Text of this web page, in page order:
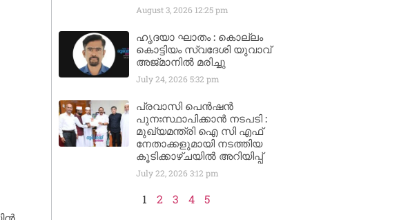
August 3, 2026 12:25 pm
ഹൃദയാ ഘാതം : കൊല്ലം
കൊട്ടിയം സ്വദേശി യുവാവ്
അജ്മാനിൽ മരിച്ചു
July 24, 2026 5:32 pm
പ്രവാസി പെൻഷൻ
പുനഃസ്ഥാപിക്കാൻ നടപടി :
മുഖ്യമന്ത്രി ഐ സി എഫ്
നേതാക്കളുമായി നടത്തിയ
കൂടിക്കാഴ്ചയിൽ അറിയിപ്പ്
July 22, 2026 3:12 pm
1 2 3 4 5